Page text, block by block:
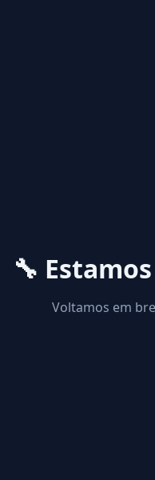
🔧
Voltamos em